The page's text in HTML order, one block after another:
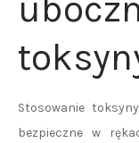
Stosowanie
bezpieczne w